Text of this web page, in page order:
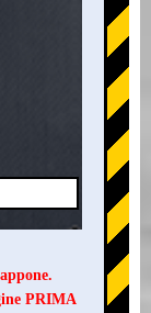
PRIMA